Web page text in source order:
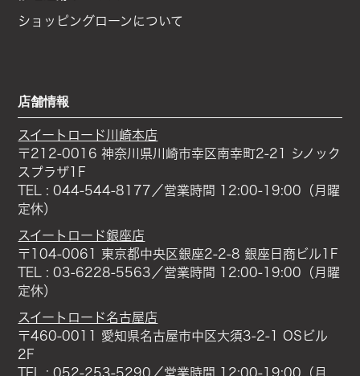
ショッピングローンについて
店舗情報
スイートロード川崎本店
〒212-0016 神奈川県川崎市幸区南幸町2-21 シノック
スプラザ1F
TEL : 044-544-8177／営業時間 12:00-19:00（月曜
定休）
スイートロード銀座店
〒104-0061 東京都中央区銀座2-2-8 銀座日商ビル1F
TEL : 03-6228-5563／営業時間 12:00-19:00（月曜
定休）
スイートロード名古屋店
〒460-0011 愛知県名古屋市中区大須3-2-1 OSビル
2F
TEL : 052-253-5290／営業時間 12:00-19:00（月